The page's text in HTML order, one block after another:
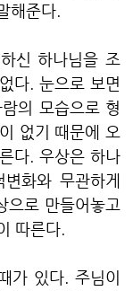
해준다.
신 하나님을 조
다. 눈으로 보면
의 모습으로 형
없기 때문에 오
다. 우상은 하나
화와 무관하게
으로 만들어놓고
따른다.
가 있다. 주님이